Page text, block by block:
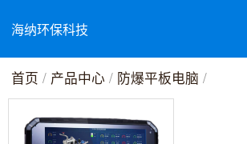
海纳环保科技
首页 / 产品中心 / 防爆平板电脑 /